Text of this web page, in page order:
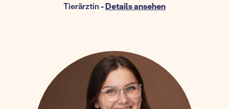
Tierärztin-Details ansehen